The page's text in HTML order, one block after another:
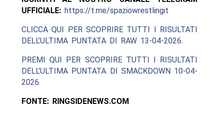
UFFICIALE: https://t.me/spaziowrestlingit
CLICCA QUI PER SCOPRIRE TUTTI I RISULTATI
DELL’ULTIMA PUNTATA DI RAW 13-04-2026.
PREMI QUI PER SCOPRIRE TUTTI I RISULTATI
DELL’ULTIMA PUNTATA DI SMACKDOWN 10-04-
2026.
FONTE: RINGSIDENEWS.COM